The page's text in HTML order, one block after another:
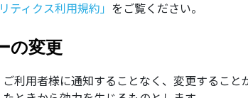
ティクス利用規約」 をご覧ください。
の変更
利用者様に通知することなく、変更するこ